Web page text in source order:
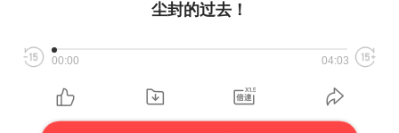
尘封的过去！
00:00 04:03